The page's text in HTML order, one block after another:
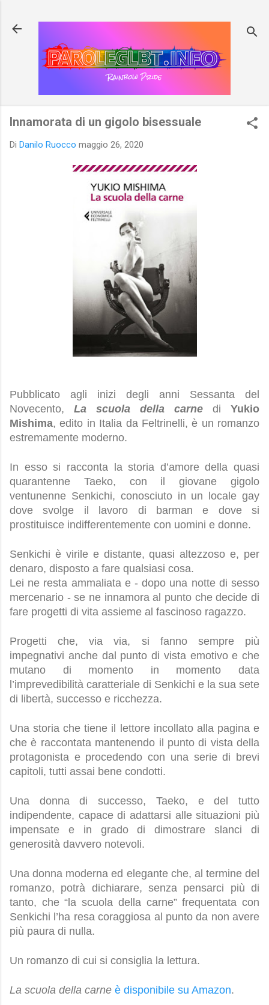
Innamorata di un gigolo bisessuale
Di Danilo Ruocco maggio 26, 2020
Pubblicato agli inizi degli anni Sessanta del
Novecento, La scuola della carne di Yukio
Mishima, edito in Italia da Feltrinelli, è un romanzo
estremamente moderno.
In esso si racconta la storia d’amore della quasi
quarantenne Taeko, con il giovane gigolo
ventunenne Senkichi, conosciuto in un locale gay
dove svolge il lavoro di barman e dove si
prostituisce indifferentemente con uomini e donne.
Senkichi è virile e distante, quasi altezzoso e, per
denaro, disposto a fare qualsiasi cosa.
Lei ne resta ammaliata e - dopo una notte di sesso
mercenario - se ne innamora al punto che decide di
fare progetti di vita assieme al fascinoso ragazzo.
Progetti che, via via, si fanno sempre più
impegnativi anche dal punto di vista emotivo e che
mutano di momento in momento data
l’imprevedibilità caratteriale di Senkichi e la sua sete
di libertà, successo e ricchezza.
Una storia che tiene il lettore incollato alla pagina e
che è raccontata mantenendo il punto di vista della
protagonista e procedendo con una serie di brevi
capitoli, tutti assai bene condotti.
Una donna di successo, Taeko, e del tutto
indipendente, capace di adattarsi alle situazioni più
impensate e in grado di dimostrare slanci di
generosità davvero notevoli.
Una donna moderna ed elegante che, al termine del
romanzo, potrà dichiarare, senza pensarci più di
tanto, che “la scuola della carne” frequentata con
Senkichi l’ha resa coraggiosa al punto da non avere
più paura di nulla.
Un romanzo di cui si consiglia la lettura.
La scuola della carne è disponibile su Amazon.